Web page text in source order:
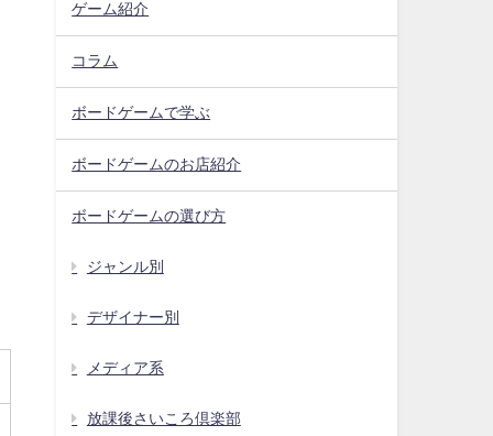
ゲーム紹介
コラム
ボードゲームで学ぶ
ボードゲームのお店紹介
ボードゲームの選び方
ジャンル別
デザイナー別
メディア系
放課後さいころ倶楽部